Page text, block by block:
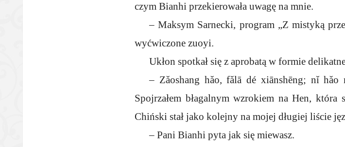
czym Bianhi przekierowała uwagę na mnie.
– Maksym Sarnecki, program „Z mistyką
wyćwiczone zuoyi.
Ukłon spotkał się z aprobatą w formie
– Zǎoshang hǎo, fǎlā dé xiānshēng; nǐ hǎo
Spojrzałem błagalnym wzrokiem na Hen, która
Chiński stał jako kolejny na mojej długiej liście
– Pani Bianhi pyta jak się miewasz.